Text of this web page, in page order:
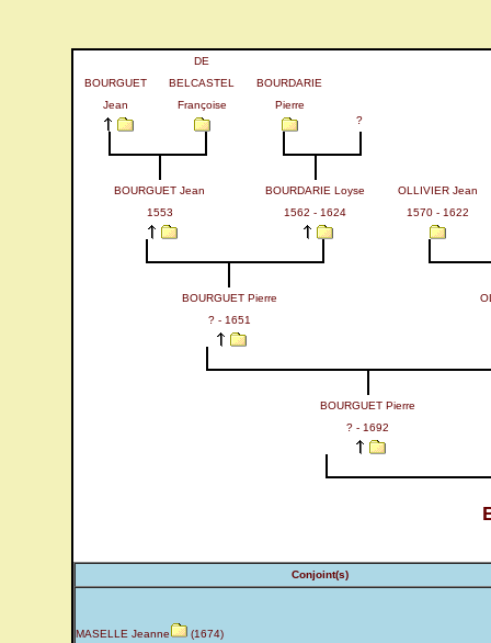
BOURGUET
Jean
DE
BELCASTEL
Françoise
BOURDARIE
Pierre
?
BOURGUET Jean
1553
BOURDARIE Loyse
1562 - 1624
OLLIVIER Jean
1570 - 1622
BOURGUET Pierre
? - 1651
BOURGUET Pierre
? - 1692
Conjoint(s)
MASELLE Jeanne (1674)